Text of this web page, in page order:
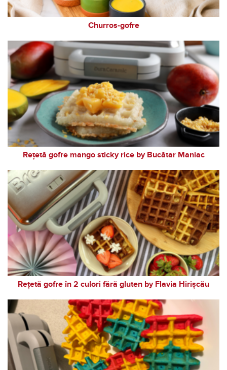
Churros-gofre
Rețetă gofre mango sticky rice by Bucătar Maniac
Rețetă gofre în 2 culori fără gluten by Flavia Hirișcău